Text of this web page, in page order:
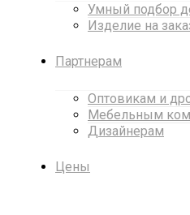
Умный подбор
Изделие на
Партнерам
Оптовикам и
Мебельным
Дизайнерам
Цены